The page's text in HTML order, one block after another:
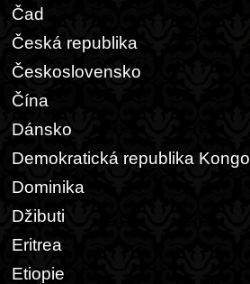
Čad
Česká republika
Československo
Čína
Dánsko
Demokratická republika Kongo
Dominika
Džibuti
Eritrea
Etiopie